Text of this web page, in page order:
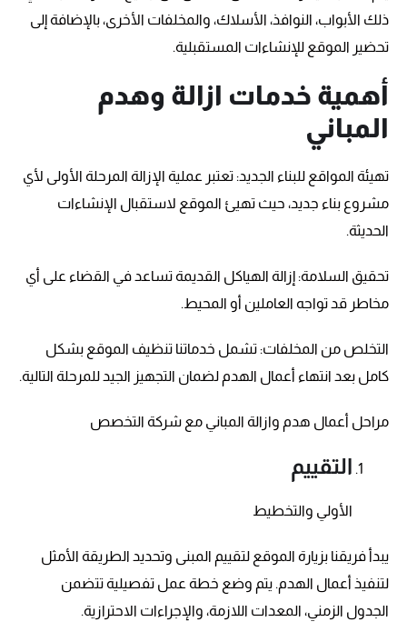
ذلك الأبواب، النوافذ، الأسلاك، والمخلفات الأخرى، بالإضافة إلى
تحضير الموقع للإنشاءات المستقبلية.
أهمية خدمات ازالة وهدم
المباني
تهيئة المواقع للبناء الجديد: تعتبر عملية الإزالة المرحلة الأولى لأي
مشروع بناء جديد، حيث تهيئ الموقع لاستقبال الإنشاءات
الحديثة.
تحقيق السلامة: إزالة الهياكل القديمة تساعد في القضاء على أي
مخاطر قد تواجه العاملين أو المحيط.
التخلص من المخلفات: تشمل خدماتنا تنظيف الموقع بشكل
كامل بعد انتهاء أعمال الهدم لضمان التجهيز الجيد للمرحلة التالية.
مراحل أعمال هدم وازالة المباني مع شركة التخصص
التقييم
الأولي والتخطيط
يبدأ فريقنا بزيارة الموقع لتقييم المبنى وتحديد الطريقة الأمثل
لتنفيذ أعمال الهدم. يتم وضع خطة عمل تفصيلية تتضمن
الجدول الزمني، المعدات اللازمة، والإجراءات الاحترازية.